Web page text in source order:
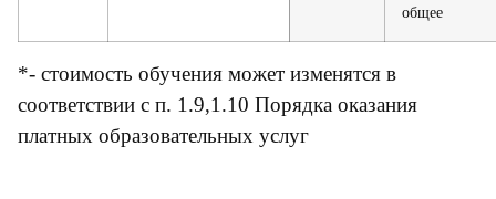
общее
*- стоимость обучения может изменятся в
соответствии с п. 1.9,1.10 Порядка оказания
платных образовательных услуг